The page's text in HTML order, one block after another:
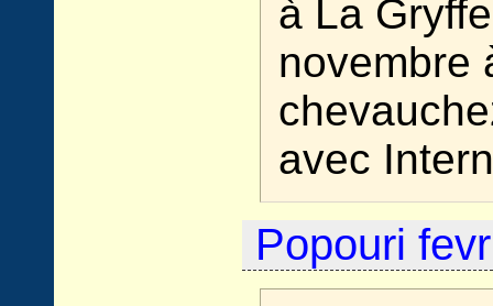
à La
novembre
avec
Popouri